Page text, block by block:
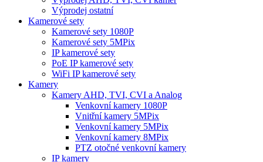
Výprodej ostatní
Kamerové sety
Kamerové sety 1080P
Kamerové sety 5MPix
IP kamerové sety
PoE IP kamerové sety
WiFi IP kamerové sety
Kamery
Kamery AHD, TVI, CVI a Analog
Venkovní kamery 1080P
Vnitřní kamery 5MPix
Venkovní kamery 5MPix
Venkovní kamery 8MPix
PTZ otočné venkovní kamery
IP kamery